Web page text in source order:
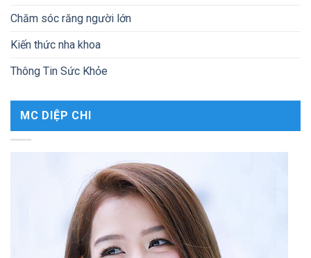
Chăm sóc răng người lớn
Kiến thức nha khoa
Thông Tin Sức Khỏe
MC DIỆP CHI